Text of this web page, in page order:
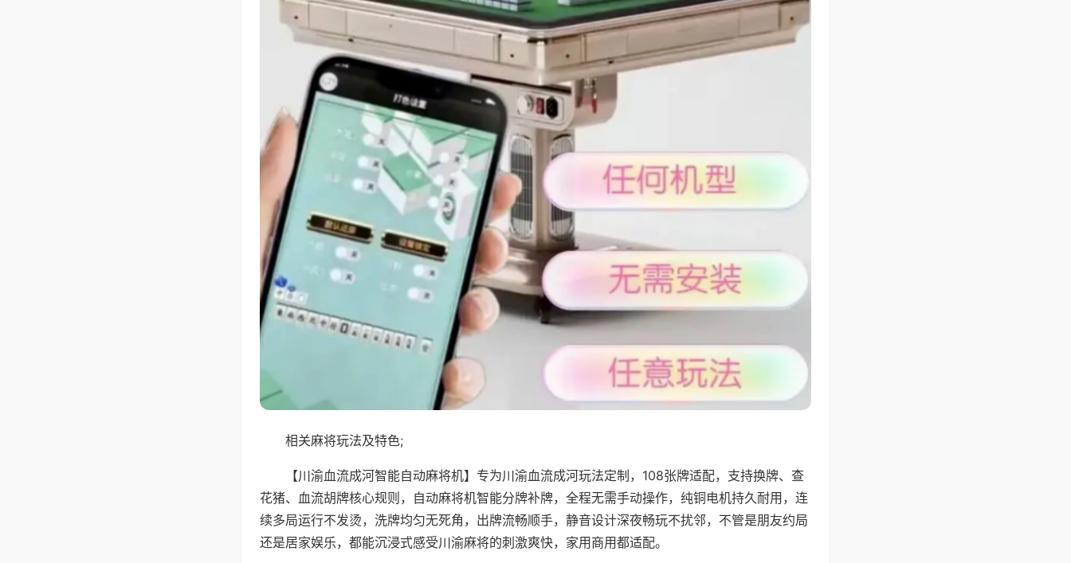
相关麻将玩法及特色;
【川渝血流成河智能自动麻将机】专为川渝血流成河玩法定制，108张牌适配，支持换牌、查
花猪、血流胡牌核心规则，自动麻将机智能分牌补牌，全程无需手动操作，纯铜电机持久耐用，连
续多局运行不发烫，洗牌均匀无死角，出牌流畅顺手，静音设计深夜畅玩不扰邻，不管是朋友约局
还是居家娱乐，都能沉浸式感受川渝麻将的刺激爽快，家用商用都适配。